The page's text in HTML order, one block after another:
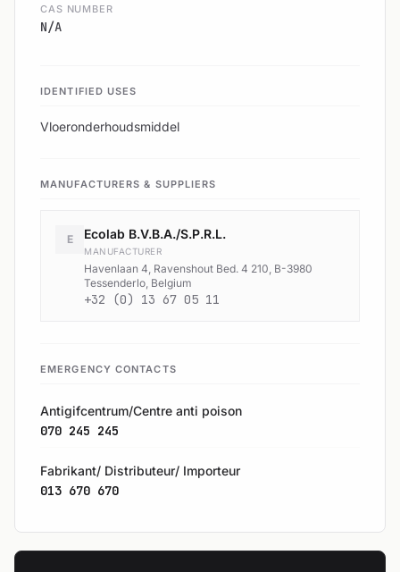
CAS NUMBER
N/A
IDENTIFIED USES
Vloeronderhoudsmiddel
MANUFACTURERS & SUPPLIERS
E Ecolab B.V.B.A./S.P.R.L.
MANUFACTURER
Havenlaan 4, Ravenshout Bed. 4 210, B-3980
Tessenderlo, Belgium
+32 (0) 13 67 05 11
EMERGENCY CONTACTS
Antigifcentrum/Centre anti poison
070 245 245
Fabrikant/ Distributeur/ Importeur
013 670 670